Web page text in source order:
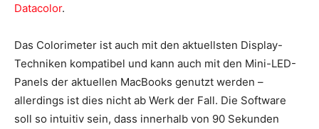
Datacolor.
Das Colorimeter ist auch mit den aktuellsten Display-
Techniken kompatibel und kann auch mit den Mini-LED-
Panels der aktuellen MacBooks genutzt werden –
allerdings ist dies nicht ab Werk der Fall. Die Software
soll so intuitiv sein, dass innerhalb von 90 Sekunden